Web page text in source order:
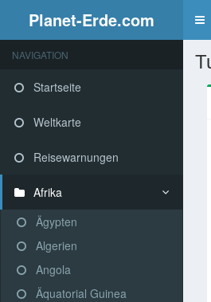
Planet-Erde.com
NAVIGATION
Startseite
Weltkarte
Reisewarnungen
Afrika
Ägypten
Algerien
Angola
Äquatorial Guinea